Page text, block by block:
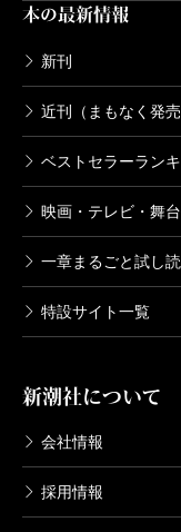
本の最新情報
新刊
近刊（まもなく発売
ベストセラーラン
映画・テレビ・舞
一章まるごと試し
特設サイト一覧
新潮社について
会社情報
採用情報